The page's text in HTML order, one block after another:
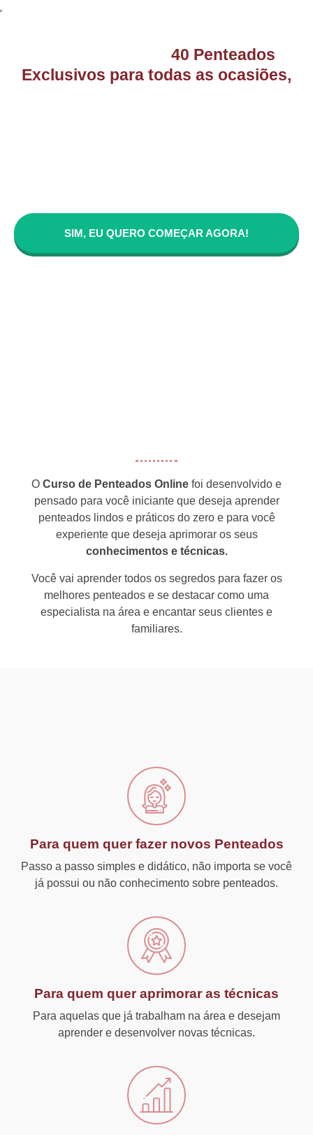
40 Penteados
Exclusivos para todas as ocasiões,
SIM, EU QUERO COMEÇAR AGORA!
O Curso de Penteados Online foi desenvolvido e
pensado para você iniciante que deseja aprender
penteados lindos e práticos do zero e para você
experiente que deseja aprimorar os seus
conhecimentos e técnicas.
Você vai aprender todos os segredos para fazer os
melhores penteados e se destacar como uma
especialista na área e encantar seus clientes e
familiares.
Para quem quer fazer novos Penteados
Passo a passo simples e didático, não importa se você
já possui ou não conhecimento sobre penteados.
Para quem quer aprimorar as técnicas
Para aquelas que já trabalham na área e desejam
aprender e desenvolver novas técnicas.